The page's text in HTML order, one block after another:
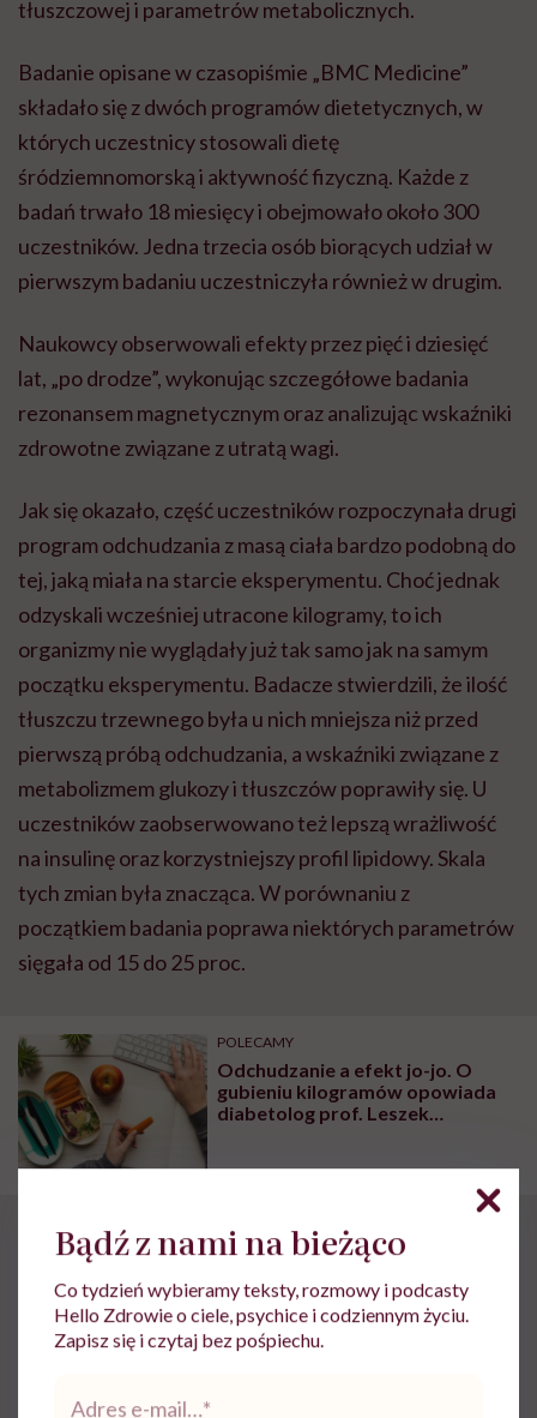
tłuszczowej i parametrów metabolicznych.
Badanie opisane w czasopiśmie „BMC Medicine”
składało się z dwóch programów dietetycznych, w
których uczestnicy stosowali dietę
śródziemnomorską i aktywność fizyczną. Każde z
badań trwało 18 miesięcy i obejmowało około 300
uczestników. Jedna trzecia osób biorących udział w
pierwszym badaniu uczestniczyła również w drugim.
Naukowcy obserwowali efekty przez pięć i dziesięć
lat, „po drodze”, wykonując szczegółowe badania
rezonansem magnetycznym oraz analizując wskaźniki
zdrowotne związane z utratą wagi.
Jak się okazało, część uczestników rozpoczynała drugi
program odchudzania z masą ciała bardzo podobną do
tej, jaką miała na starcie eksperymentu. Choć jednak
odzyskali wcześniej utracone kilogramy, to ich
organizmy nie wyglądały już tak samo jak na samym
początku eksperymentu. Badacze stwierdzili, że ilość
tłuszczu trzewnego była u nich mniejsza niż przed
pierwszą próbą odchudzania, a wskaźniki związane z
metabolizmem glukozy i tłuszczów poprawiły się. U
uczestników zaobserwowano też lepszą wrażliwość
na insulinę oraz korzystniejszy profil lipidowy. Skala
tych zmian była znacząca. W porównaniu z
początkiem badania poprawa niektórych parametrów
sięgała od 15 do 25 proc.
POLECAMY
Odchudzanie a efekt jo-jo. O
gubieniu kilogramów opowiada
diabetolog prof. Leszek
Organizm może
tworzyć „pamięć
kardiometaboliczną”
Bądź z nami na bieżąco
Co tydzień wybieramy teksty, rozmowy i podcasty
Hello Zdrowie o ciele, psychice i codziennym życiu.
Zapisz się i czytaj bez pośpiechu.